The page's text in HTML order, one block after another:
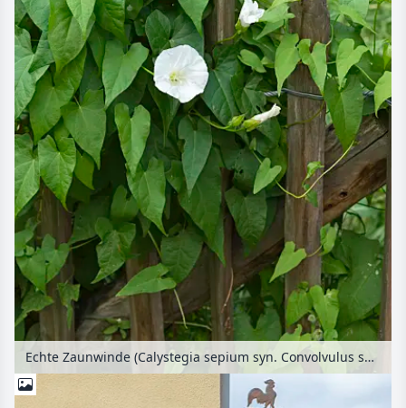
Echte Zaunwinde (Calystegia sepium syn. Convolvulus sepium)